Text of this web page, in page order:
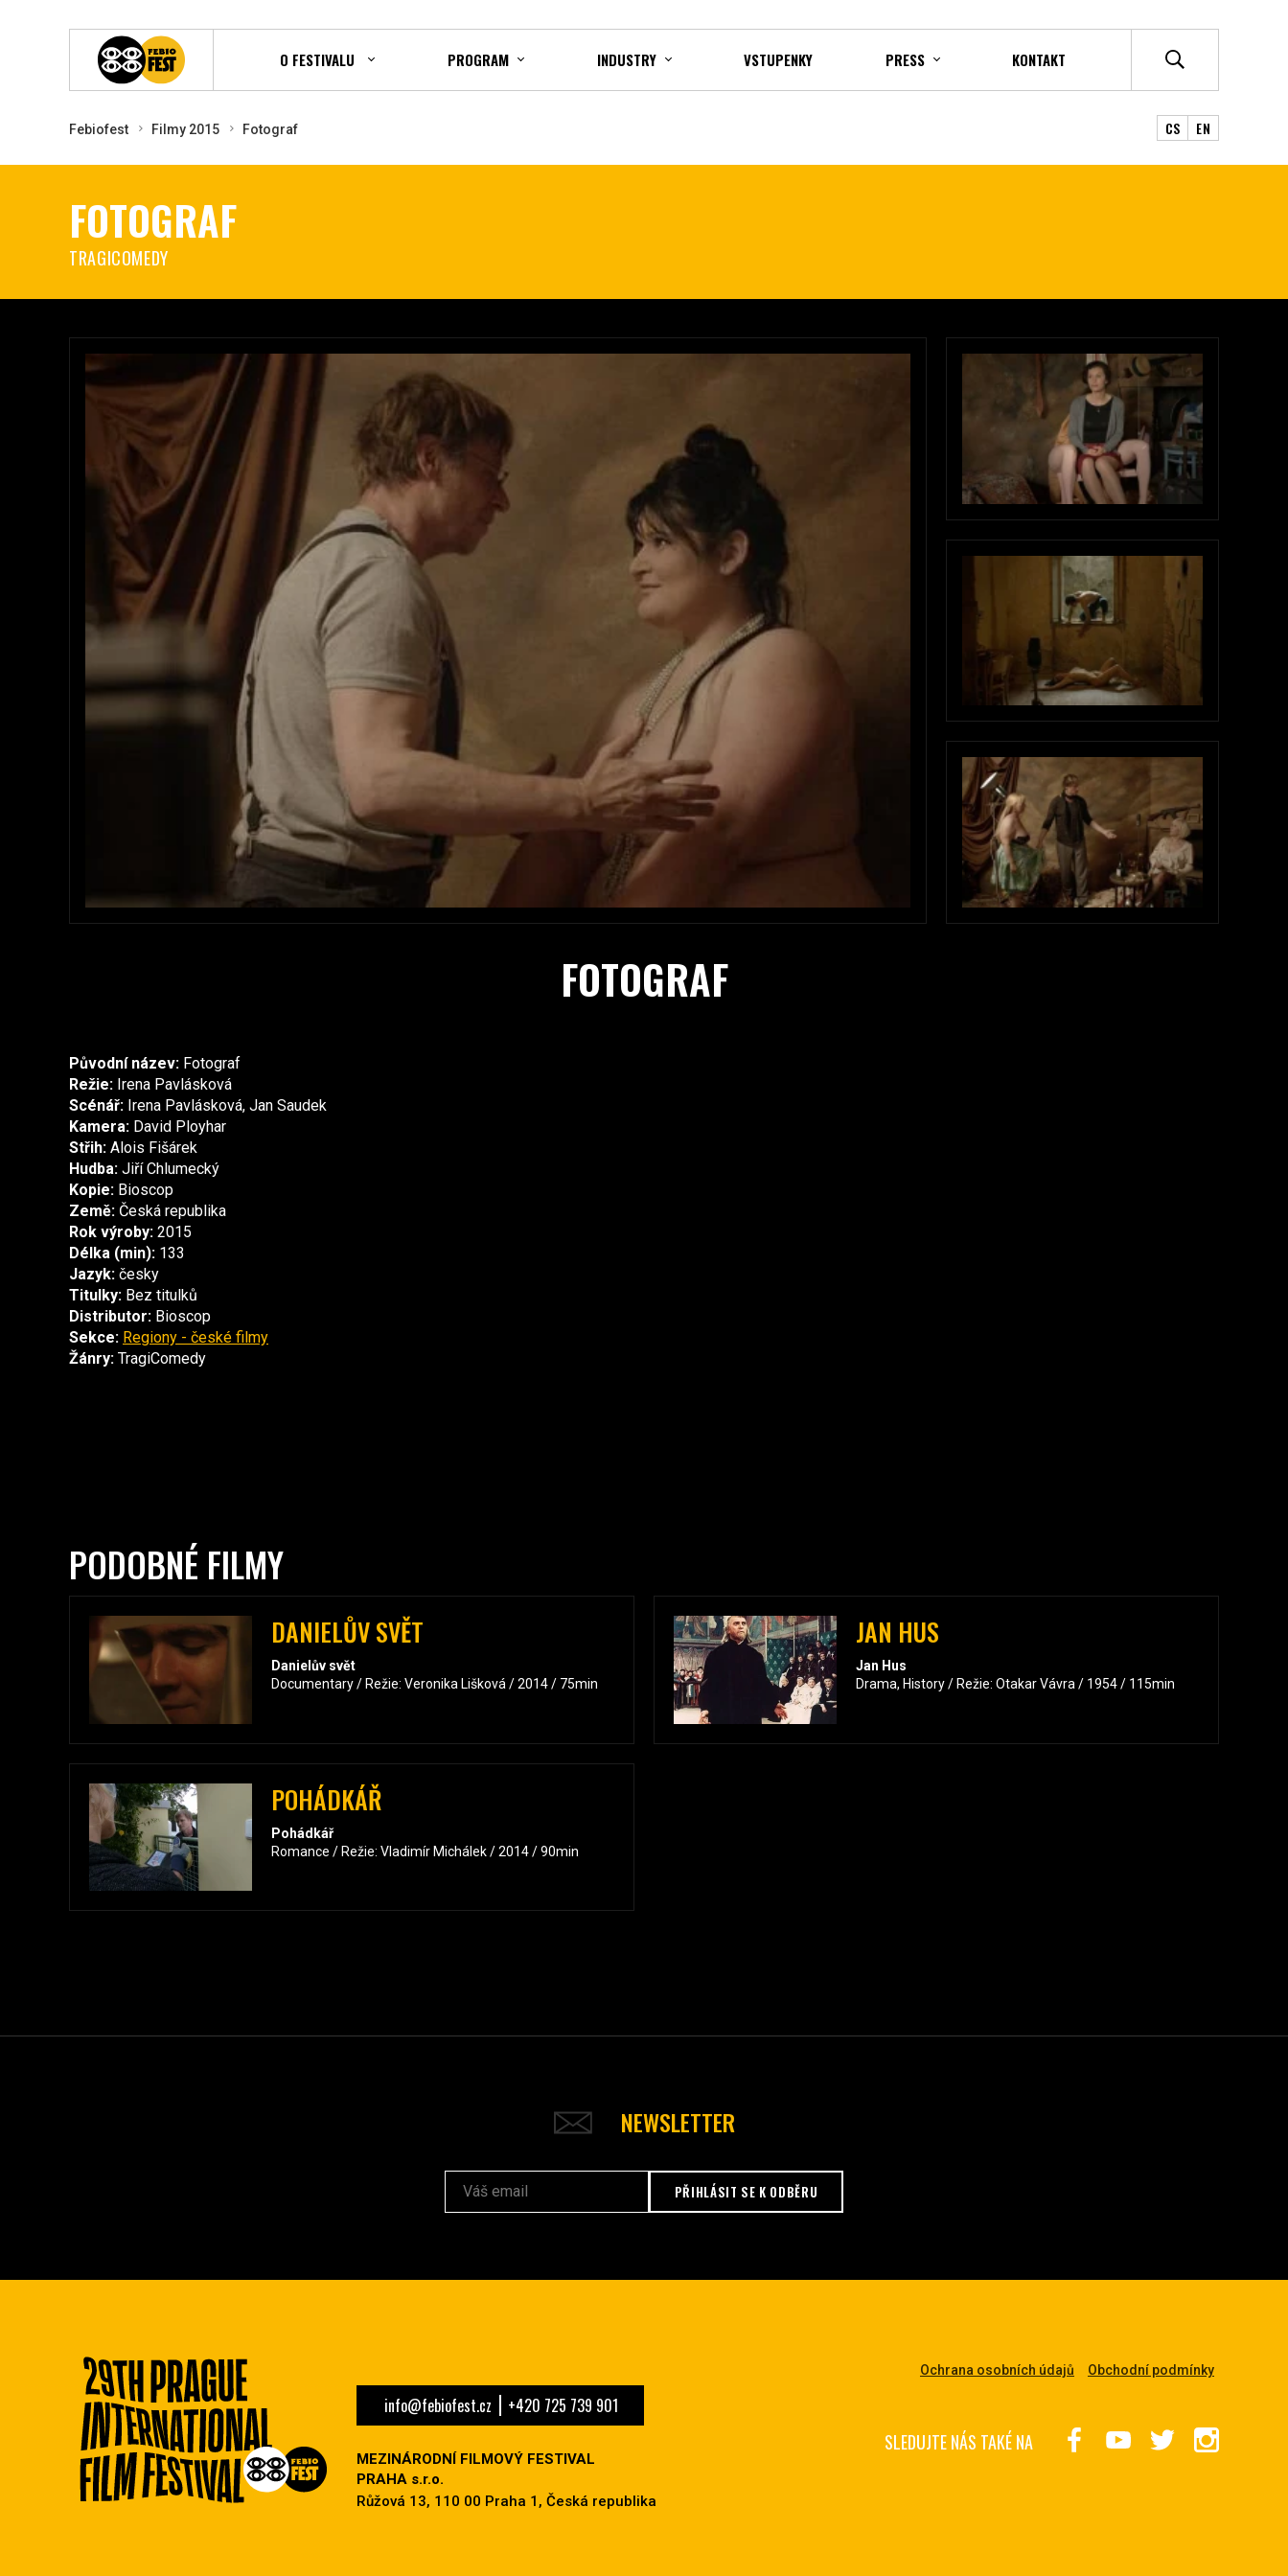
O FESTIVALU PROGRAM INDUSTRY VSTUPENKY PRESS KONTAKT
Febiofest Filmy 2015 Fotograf CS EN
FOTOGRAF
TRAGICOMEDY
FOTOGRAF
Původní název: Fotograf
Režie: Irena Pavlásková
Scénář: Irena Pavlásková, Jan Saudek
Kamera: David Ployhar
Střih: Alois Fišárek
Hudba: Jiří Chlumecký
Kopie: Bioscop
Země: Česká republika
Rok výroby: 2015
Délka (min): 133
Jazyk: česky
Titulky: Bez titulků
Distributor: Bioscop
Sekce: Regiony - české filmy
Žánry: TragiComedy
PODOBNÉ FILMY
DANIELŮV SVĚT
Danielův svět
Documentary / Režie: Veronika Lišková / 2014 / 75min
JAN HUS
Jan Hus
Drama, History / Režie: Otakar Vávra / 1954 / 115min
POHÁDKÁŘ
Pohádkář
Romance / Režie: Vladimír Michálek / 2014 / 90min
NEWSLETTER
PŘIHLÁSIT SE K ODBĚRU
info@febiofest.cz +420 725 739 901
MEZINÁRODNÍ FILMOVÝ FESTIVAL
PRAHA s.r.o.
Růžová 13, 110 00 Praha 1, Česká republika
Ochrana osobních údajů Obchodní podmínky
SLEDUJTE NÁS TAKÉ NA